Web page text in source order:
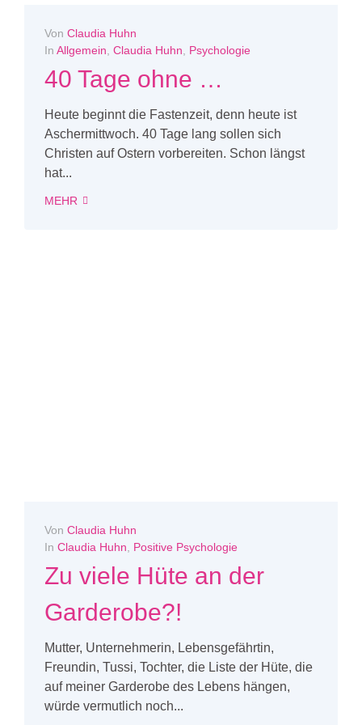
Von Claudia Huhn
In Allgemein Claudia Huhn Psychologie
40 Tage ohne …
Heute beginnt die Fastenzeit, denn heute ist
Aschermittwoch. 40 Tage lang sollen sich
Christen auf Ostern vorbereiten. Schon längst
hat...
MEHR
Von Claudia Huhn
In Claudia Huhn Positive Psychologie
Zu viele Hüte an der
Garderobe?!
Mutter, Unternehmerin, Lebensgefährtin,
Freundin, Tussi, Tochter, die Liste der Hüte, die
auf meiner Garderobe des Lebens hängen,
würde vermutlich noch...